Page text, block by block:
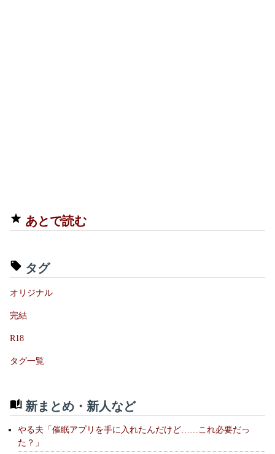
あとで読む
タグ
オリジナル
完結
R18
タグ一覧
新まとめ・新人など
やる夫「催眠アプリを手に入れたんだけど……これ必要だっ
た？」